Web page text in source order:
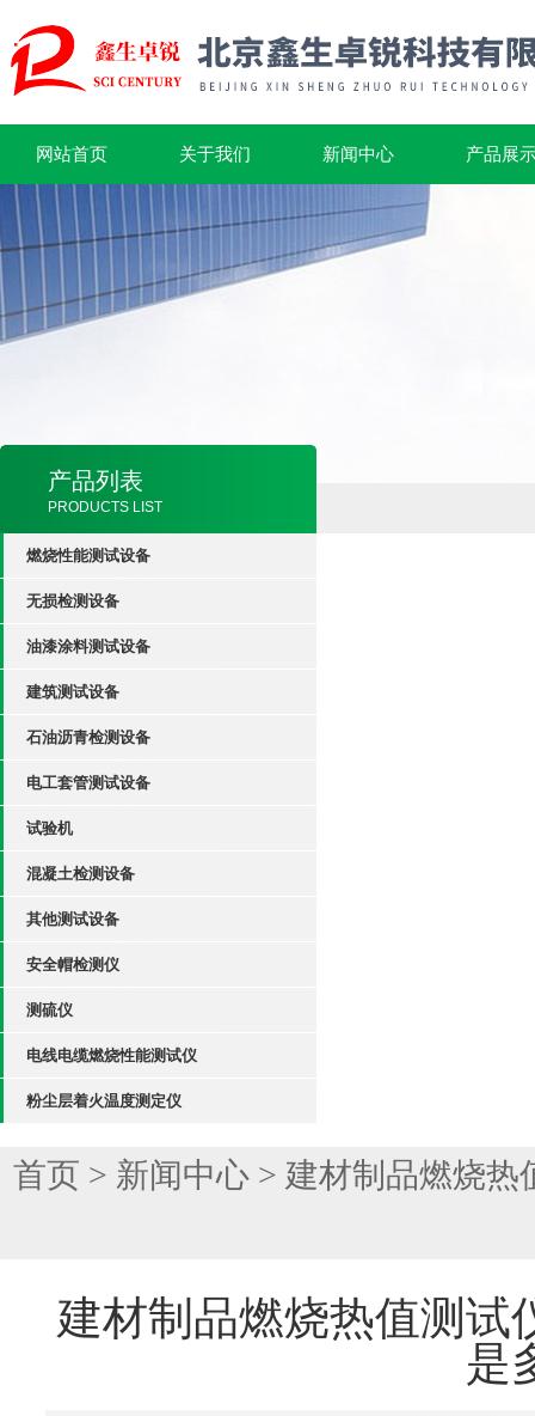
网站首页 关于我们 新闻中心 产品展
产品列表
PRODUCTS LIST
燃烧性能测试设备
无损检测设备
油漆涂料测试设备
建筑测试设备
石油沥青检测设备
电工套管测试设备
试验机
混凝土检测设备
其他测试设备
安全帽检测仪
测硫仪
电线电缆燃烧性能测试仪
粉尘层着火温度测定仪
首页 > 新闻中心 > 建材制品燃烧热
建材制品燃烧热值测试
是